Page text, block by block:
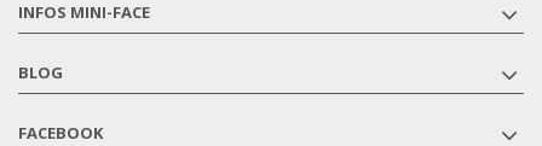
INFOS MINI-FACE
BLOG
FACEBOOK